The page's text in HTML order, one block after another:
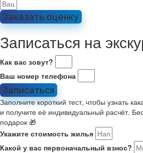
Заказать оценку
Записаться на
Как вас зовут?
Ваш номер телефона
Записаться
Заполните короткий тест, чтобы узнать
и получите её индивидуальный расчёт.
подарок 🎁
Укажите стоимость жилья
Какой у вас первоначальный взнос?